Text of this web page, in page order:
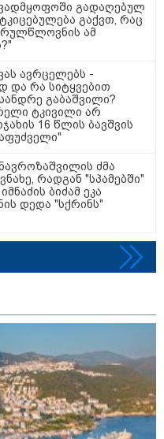
"ინოვაციები
ს 2026 წლის
დაზღვევა და
გადაღებულ
გაქვთ, რაც
ამ
ავრცელებს -
და რა სიტყვებით
გაბაშვილი?
ტკივილი არ
16 წლის ბავშვის
ძმა
რადგან "სპამებში"
ბიძამ ეკა
დედა "სქრინს"